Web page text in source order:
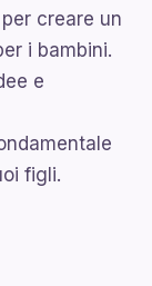
creare un
i bambini.
e
figli.